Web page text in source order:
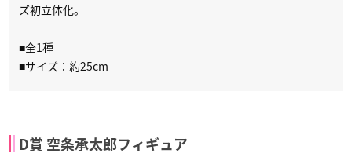
ズ初立体化。
■全1種
■サイズ：約25cm
D賞 空条承太郎フィギュア